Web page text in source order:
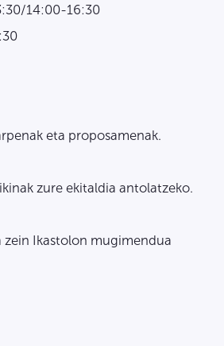
14:00-16:30
eta proposamenak.
zure ekitaldia antolatzeko.
zein Ikastolon mugimendua